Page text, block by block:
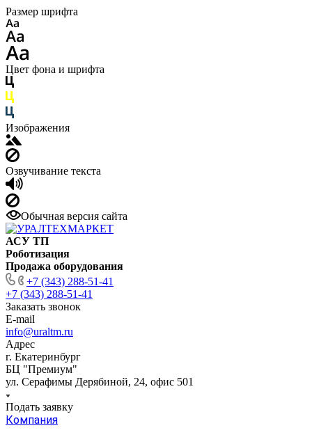
Размер шрифта
Цвет фона и шрифта
Изображения
Озвучивание текста
Обычная версия сайта
АСУ ТП
Роботизация
Продажа оборудования
+7 (343) 288-51-41
+7 (343) 288-51-41
Заказать звонок
E-mail
info@uraltm.ru
Адрес
г. Екатеринбург
БЦ "Премиум"
ул. Серафимы Дерябиной, 24, офис 501
Подать заявку
Компания